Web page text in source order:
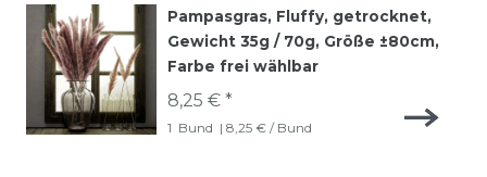
Pampasgras, Fluffy, getrocknet,
Gewicht 35g / 70g, Größe ±80cm,
Farbe frei wählbar
8,25 € *
1 Bund | 8,25 € / Bund